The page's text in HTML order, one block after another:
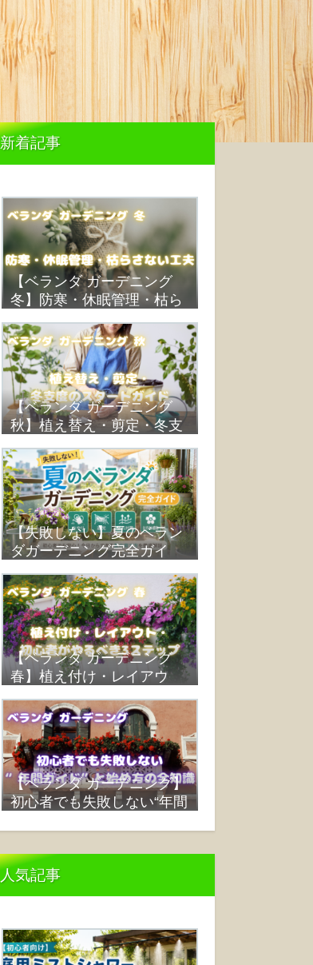
新着記事
【ベランダ ガーデニング
冬】防寒・休眠管理・枯ら
【ベランダ ガーデニング
秋】植え替え・剪定・冬支
【失敗しない】夏のベラン
ダガーデニング完全ガイ
策・おすすめ植物まで解説
【ベランダ ガーデニング
春】植え付け・レイアウ
ト・初心者がやるべき3ス
テップ
【ベランダ ガーデニング】
初心者でも失敗しない“年間
人気記事